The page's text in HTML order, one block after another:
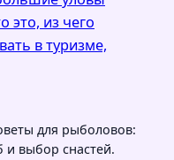
это, из чего
в туризме,
для рыболовов:
и выбор снастей.